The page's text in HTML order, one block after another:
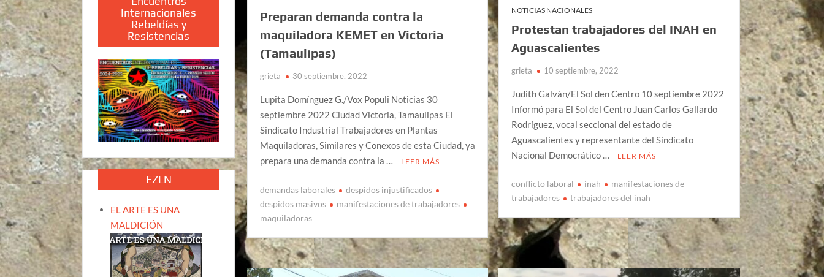
Preparan demanda contra la
maquiladora KEMET en Victoria
(Tamaulipas)
grieta 30 septiembre, 2022
Lupita Domínguez G./Vox Populi Noticias 30
septiembre 2022 Ciudad Victoria, Tamaulipas El
Sindicato Industrial Trabajadores en Plantas
Maquiladoras, Similares y Conexos de esta Ciudad, ya
prepara una demanda contra la …
LEER MÁS
demandas laborales
despidos injustificados
despidos masivos
manifestaciones de trabajadores
maquiladoras
NOTICIAS NACIONALES
Protestan trabajadores del INAH en
Aguascalientes
grieta 10 septiembre, 2022
Judith Galván/El Sol den Centro 10 septiembre 2022
Informó para El Sol del Centro Juan Carlos Gallardo
Rodríguez, vocal seccional del estado de
Aguascalientes y representante del Sindicato
Nacional Democrático …
LEER MÁS
conflicto laboral inah
manifestaciones de
trabajadores
trabajadores del inah
Internacionales
Rebeldías y
Resistencias
EZLN
EL ARTE ES UNA
MALDICIÓN